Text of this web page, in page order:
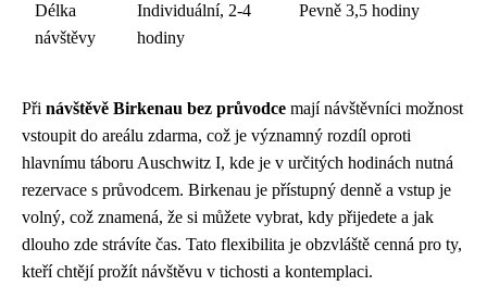
Délka
návštěvy
Individuální, 2-4
hodiny
Pevně 3,5 hodiny
Při návštěvě Birkenau bez průvodce mají návštěvníci možnost
vstoupit do areálu zdarma, což je významný rozdíl oproti
hlavnímu táboru Auschwitz I, kde je v určitých hodinách nutná
rezervace s průvodcem. Birkenau je přístupný denně a vstup je
volný, což znamená, že si můžete vybrat, kdy přijedete a jak
dlouho zde strávíte čas. Tato flexibilita je obzvláště cenná pro ty,
kteří chtějí prožít návštěvu v tichosti a kontemplaci.